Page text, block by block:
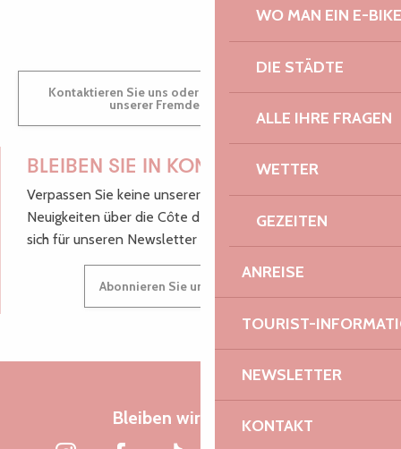
WO MAN EIN E-
DIE STÄDTE
ALLE IHRE FRAGEN
WETTER
GEZEITEN
ANREISE
TOURIST-
NEWSLETTER
KONTAKT
Kontaktieren Sie uns oder besuchen Sie uns in einem
unserer Fremdenverkehrsbüros.
BLEIBEN SIE IN KONTAKT!
Verpassen Sie keine unserer guten Tipps und
Neuigkeiten über die Côte de Granit Rose, melden Sie
sich für unseren Newsletter an.
Abonnieren Sie unseren Newsletter
Bleiben wir verbunden